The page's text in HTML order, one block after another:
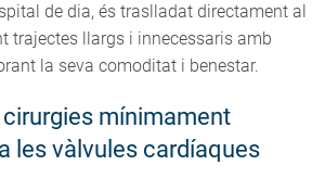
de dia, és traslladat directament al
trajectes llargs i innecessaris amb
la seva comoditat i benestar.
cirurgies mínimament
les vàlvules cardíaques